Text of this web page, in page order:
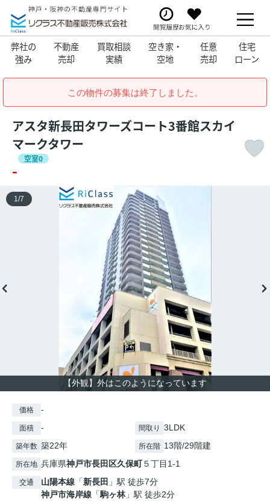
弊社の
強み
不動産
売却
買取相談
実績
空き家・
空地
任意
売却
住宅
ローン
この物件の募集は終了しました。
アスタ新長田タワーズコート3番館スカイ
マークタワー
空室0
-
【外観】外はこのようになっています
1/7
価格 -
面積 - 間取り 3LDK
築年数 築22年 所在階 13階/29階建
所在地 兵庫県神戸市長田区久保町５丁目1-1
交通 山陽本線 「新長田 」駅 徒歩7分
神戸市海岸線 「駒ヶ林」駅 徒歩2分